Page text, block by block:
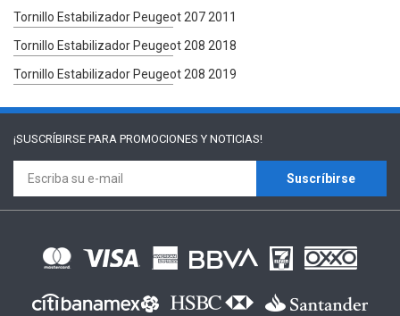
Tornillo Estabilizador Peugeot 207 2011
Tornillo Estabilizador Peugeot 208 2018
Tornillo Estabilizador Peugeot 208 2019
¡SUSCRÍBIRSE PARA PROMOCIONES Y NOTICIAS!
Suscríbirse